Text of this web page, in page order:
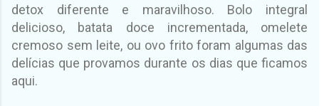
detox diferente e maravilhoso. Bolo integral
delicioso, batata doce incrementada, omelete
cremoso sem leite, ou ovo frito foram algumas das
delícias que provamos durante os dias que ficamos
aqui.